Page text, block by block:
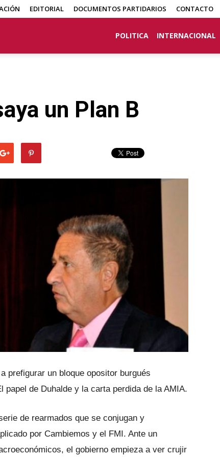
EDITORIAL DOCUMENTOS PARTIDARIOS CONTACTO
POLITICA INTERNACIONAL
un Plan B
prefigurar un bloque opositor burgués
de Duhalde y la carta perdida de la AMIA.
de rearmados que se conjugan y
por Cambiemos y el FMI. Ante un
el gobierno empieza a ver crujir